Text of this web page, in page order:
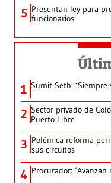
5 Presentan ley para
funcionarios
1 Sumit Seth:
2 Sector privado de
Puerto Libre
3 Polémica reforma
sus circuitos
4 Procurador: